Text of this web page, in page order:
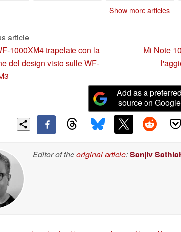
Show more articles
article
1000XM4 trapelate con la
del design visto sulle WF-
Mi Note
Add as a preferred
source on Google
Editor of theoriginal article:Sanjiv